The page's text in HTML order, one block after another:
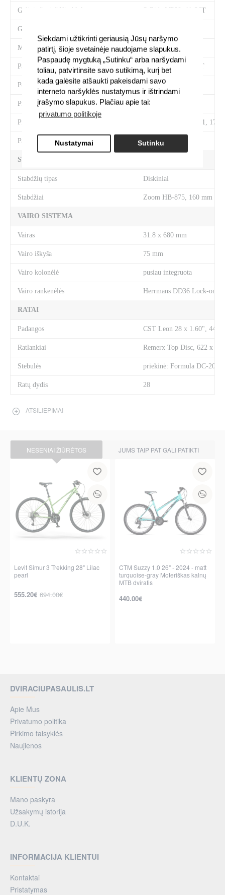
Siekdami užtikrinti geriausią Jūsų naršymo
patirtį, šioje svetainėje naudojame slapukus.
Paspaudę mygtuką „Sutinku“ arba naršydami
toliau, patvirtinsite savo sutikimą, kurį bet
kada galėsite atšaukti pakeisdami savo
interneto naršyklės nustatymus ir ištrindami
įrašymo slapukus. Plačiau apie tai:
privatumo politikoje
Nustatymai Sutinku
Galinis žvaigždžių blokas S-Ride M300, 11-36T
Grandinė
Miniklio velenas Thun JIVE 3.0
Pavarų perjungimo rankenėlės Microshift Marvo-LT
Pedalai alloy
Priekinis pavarų perjungėjas Microshift FD-M22
Priekinis žvaigždžių blokas Prowheel Zephyr-701, 175
Pavarų skaičius 3 x 9
STABDŽIŲ SISTEMA
Stabdžių tipas Diskiniai
Stabdžiai Zoom HB-875, 160 mm
VAIRO SISTEMA
Vairas 31.8 x 680 mm
Vairo iškyša 75 mm
Vairo kolonėlė pusiau integruota
Vairo rankenėlės Herrmans DD36 Lock-on
RATAI
Padangos CST Leon 28 x 1.60", 44-
Ratlankiai Remerx Top Disc, 622 x 19
Stebulės priekinė: Formula DC-
Ratų dydis 28
ATSILIEPIMAI
NESENIAI ŽIŪRĖTOS JUMS TAIP PAT GALI PATIKTI
-20%
Levit Simur 3 Trekking 28" Lilac
pearl
555.20€ 694.00€
CTM Suzzy 1.0 26" - 2024 - matt
turquoise-gray Moteriškas kalnų
MTB dviratis
440.00€
DVIRACIUPASAULIS.LT
Apie Mus
Privatumo politika
Pirkimo taisyklės
Naujienos
KLIENTŲ ZONA
Mano paskyra
Užsakymų istorija
D.U.K.
INFORMACIJA KLIENTUI
Kontaktai
Pristatymas